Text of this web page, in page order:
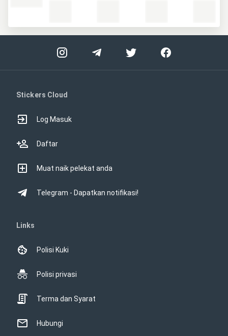
Stickers Cloud
Log Masuk
Daftar
Muat naik pelekat anda
Telegram - Dapatkan notifikasi!
Links
Polisi Kuki
Polisi privasi
Terma dan Syarat
Hubungi